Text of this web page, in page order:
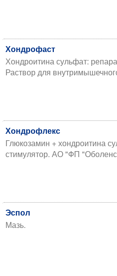
Хондрофаст
Хондроитина сульфат:
Раствор для
Хондрофлекс
Глюкозамин + хондроитина
стимулятор. АО "ФП
Эспол
Мазь.